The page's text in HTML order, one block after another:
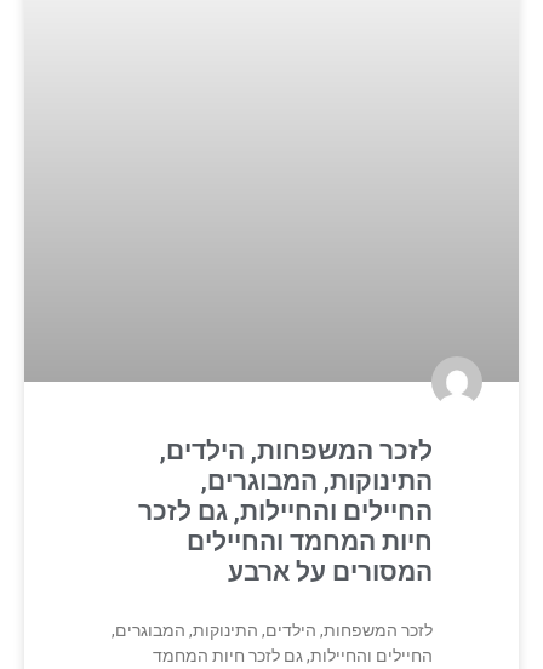
לזכר המשפחות, הילדים,
התינוקות, המבוגרים,
החיילים והחיילות, גם לזכר
חיות המחמד והחיילים
המסורים על ארבע
לזכר המשפחות, הילדים, התינוקות, המבוגרים,
החיילים והחיילות, גם לזכר חיות המחמד